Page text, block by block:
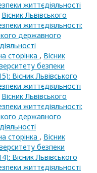
життєдіяльності
Вісник Львівського
життєдіяльності:
державного
сторінка , Вісник
безпеки
Вісник Львівського
життєдіяльності
Вісник Львівського
життєдіяльності:
державного
сторінка , Вісник
безпеки
Вісник Львівського
життєдіяльності